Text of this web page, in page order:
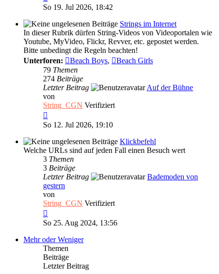
Beitrag
So 19. Jul 2026, 18:42
Strings im Internet
In dieser Rubrik dürfen String-Videos von Videoportalen wie
Youtube, MyVideo, Flickr, Revver, etc. gepostet werden.
Bitte unbedingt die Regeln beachten!
Unterforen:
Beach Boys,
Beach Girls
79 Themen
274 Beiträge
Letzter Beitrag
Auf der Bühne
von
String_CGN Verifiziert
Beitrag
So 12. Jul 2026, 19:10
Klickbefehl
Welche URLs sind auf jeden Fall einen Besuch wert
3 Themen
3 Beiträge
Letzter Beitrag
Bademoden von
gestern
von
String_CGN Verifiziert
Beitrag
So 25. Aug 2024, 13:56
Mehr oder Weniger
Themen
Beiträge
Letzter Beitrag